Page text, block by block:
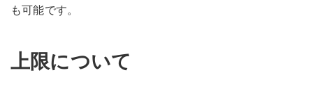
も可能です。
上限について